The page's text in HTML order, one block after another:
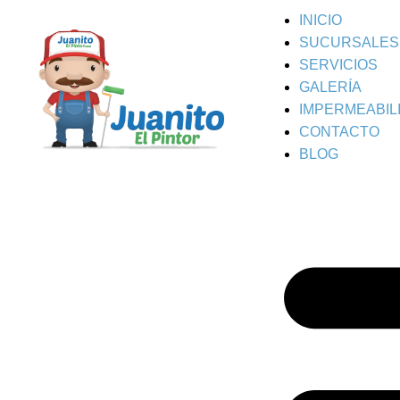
INICIO
SUCURSALES
SERVICIOS
GALERÍA
CONTACTO
BLOG